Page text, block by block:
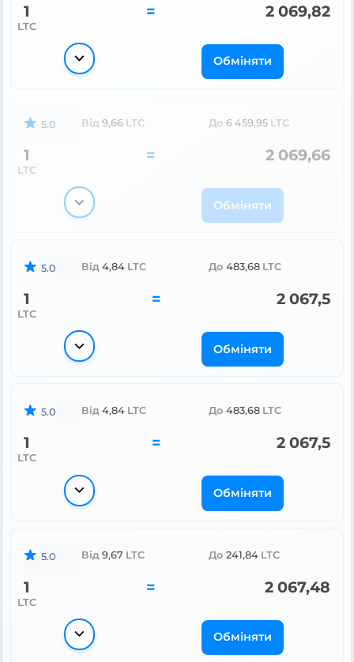
1
LTC
= 2 069,82
Обміняти
5.0 Від 9,66 LTC До 6 459,95 LTC
1
LTC
= 2 069,66
Обміняти
5.0 Від 4,84 LTC До 483,68 LTC
1
LTC
= 2 067,5
Обміняти
5.0 Від 4,84 LTC До 483,68 LTC
1
LTC
= 2 067,5
Обміняти
5.0 Від 9,67 LTC До 241,84 LTC
1
LTC
= 2 067,48
Обміняти